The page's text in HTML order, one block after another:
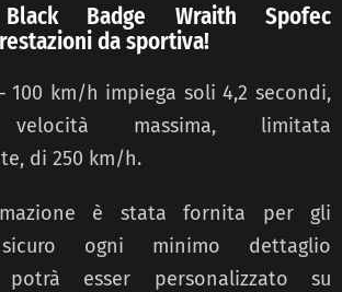
Black Badge Wraith Spofec
da sportiva!
100 km/h impiega soli 4,2 secondi,
massima, limitata
di 250 km/h.
è stata fornita per gli
ogni minimo dettaglio
potrà esser personalizzato su